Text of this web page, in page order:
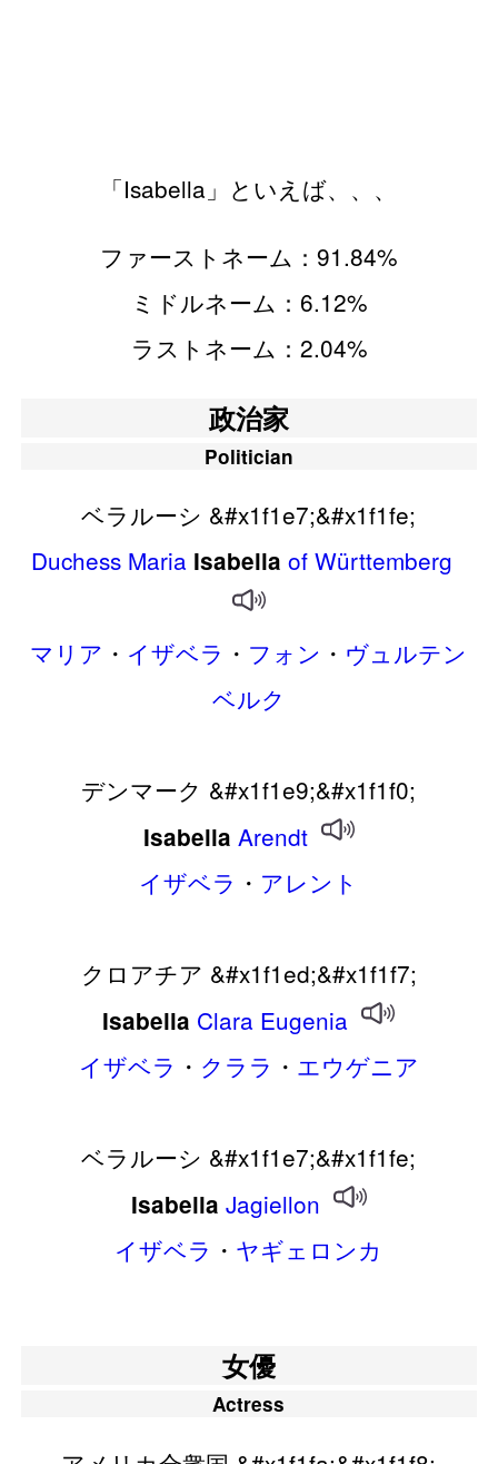
「Isabella」といえば、、、
ファーストネーム：91.84%
ミドルネーム：6.12%
ラストネーム：2.04%
政治家
Politician
ベラルーシ &#x1f1e7;&#x1f1fe;
Duchess Maria Isabella of Württemberg
マリア ・ イザベラ ・ フォン ・ ヴュルテン
ベルク
デンマーク &#x1f1e9;&#x1f1f0;
Isabella Arendt
イザベラ ・ アレント
クロアチア &#x1f1ed;&#x1f1f7;
Isabella Clara Eugenia
イザベラ ・ クララ ・ エウゲニア
ベラルーシ &#x1f1e7;&#x1f1fe;
Isabella Jagiellon
イザベラ ・ ヤギェロンカ
女優
Actress